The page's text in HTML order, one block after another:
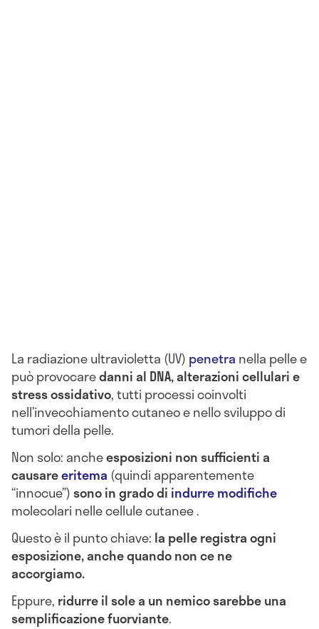
La radiazione ultravioletta (UV) penetra nella pelle e
può provocaredanni al DNA, alterazioni cellulari e
stress ossidativo, tutti processi coinvolti
nell’invecchiamento cutaneo e nello sviluppo di
tumori della pelle.
Non solo: ancheesposizioni non sufficienti a
causareeritema (quindi apparentemente
“innocue”)sono in grado di indurre modifiche
molecolari nelle cellule cutanee .
Questo è il punto chiave: la pelle registra ogni
esposizione, anche quando non ce ne
accorgiamo.
Eppure, ridurre il sole a un nemico sarebbe una
semplificazione fuorviante.